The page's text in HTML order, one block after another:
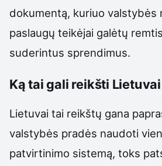
dokumentą, kuriuo valstybės
paslaugų teikėjai galėtų
suderintus sprendimus.
Ką tai gali reikšti Lietuvai
Lietuvai tai reikštų gana
valstybės pradės naudoti
patvirtinimo sistemą, toks